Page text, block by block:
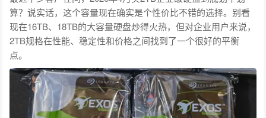
算？说实话，这个容量现在确实是个性价比不错的选择。别看
现在16TB、18TB的大容量硬盘炒得火热，但对企业用户来说，
2TB规格在性能、稳定性和价格之间找到了一个很好的平衡
点。